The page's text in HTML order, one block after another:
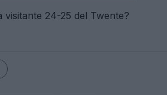
visitante 24-25 del Twente?